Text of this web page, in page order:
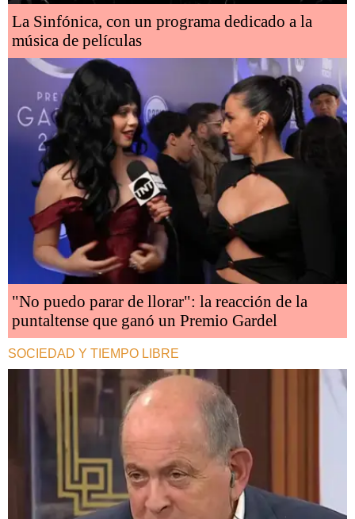
La Sinfónica, con un programa dedicado a la
música de películas
"No puedo parar de llorar": la reacción de la
puntaltense que ganó un Premio Gardel
SOCIEDAD Y TIEMPO LIBRE